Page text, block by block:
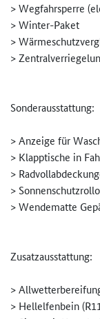
> Wegfahrsperre
> Winter-Paket
>
>
Sonderausstattung:
> Anzeige für
> Klapptische in
>
>
> Wendematte
Zusatzausstattung:
>
> Hellelfenbein